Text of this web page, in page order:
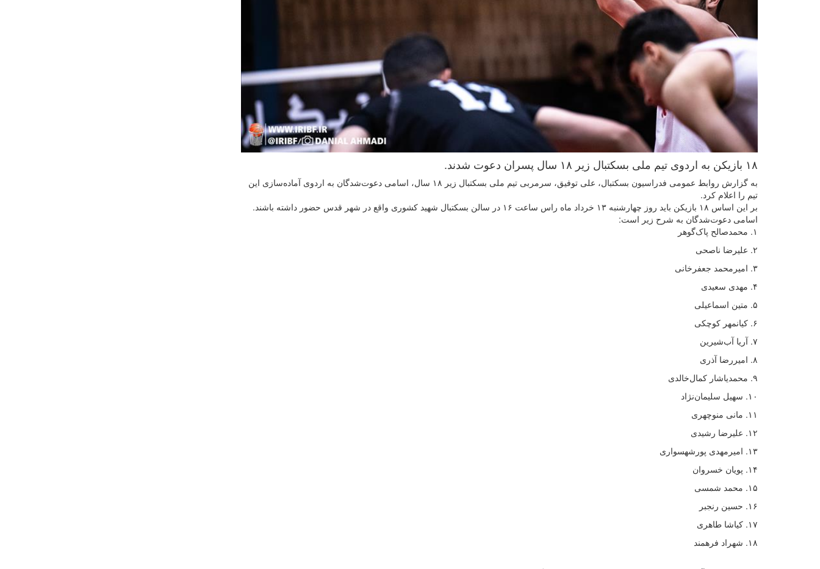
۱۸ بازیکن به اردوی تیم ملی بسکتبال زیر ۱۸ سال پسران دعوت شدند.
به گزارش روابط عمومی فدراسیون بسکتبال، علی توفیق، سرمربی تیم ملی بسکتبال زیر ۱۸ سال، اسامی دعوت‌شدگان به اردوی آماده‌سازی این
تیم را اعلام کرد.
بر این اساس ۱۸ بازیکن باید روز چهارشنبه ۱۳ خرداد ماه راس ساعت ۱۶ در سالن بسکتبال شهید کشوری واقع در شهر قدس حضور داشته باشند.
اسامی دعوت‌شدگان به شرح زیر است:
۱. محمدصالح پاک‌گوهر
۲. علیرضا ناصحی
۳. امیرمحمد جعفرخانی
۴. مهدی سعیدی
۵. متین اسماعیلی
۶. کیانمهر کوچکی
۷. آریا آب‌شیرین
۸. امیررضا آذری
۹. محمدیاشار کمال‌خالدی
۱۰. سهیل سلیمان‌نژاد
۱۱. مانی منوچهری
۱۲. علیرضا رشیدی
۱۳. امیرمهدی پورشهسواری
۱۴. پویان خسروان
۱۵. محمد شمسی
۱۶. حسین رنجبر
۱۷. کیاشا طاهری
۱۸. شهراد فرهمند